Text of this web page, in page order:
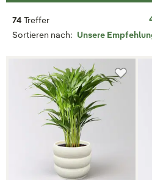
74 Treffer
Sortieren nach: